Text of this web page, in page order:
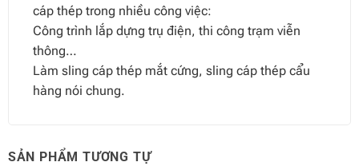
cáp thép trong nhiều công việc:
Công trình lắp dựng trụ điện, thi công trạm viễn
thông…
Làm sling cáp thép mắt cứng, sling cáp thép cẩu
hàng nói chung.
SẢN PHẨM TƯƠNG TỰ